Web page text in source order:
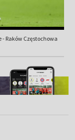
- Raków Częstochowa